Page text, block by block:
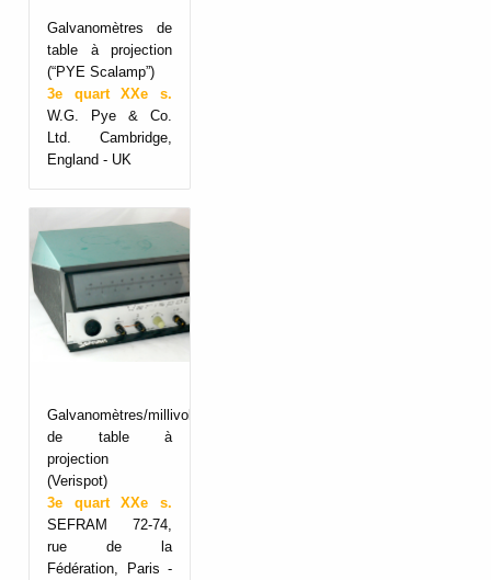
Galvanomètres de
table à projection
(“PYE Scalamp”)
3e quart XXe s.
W.G. Pye & Co.
Ltd. Cambridge,
England - UK
Galvanomètres/millivoltmètres
de table à
projection
(Verispot)
3e quart XXe s.
SEFRAM 72-74,
rue de la
Fédération, Paris -